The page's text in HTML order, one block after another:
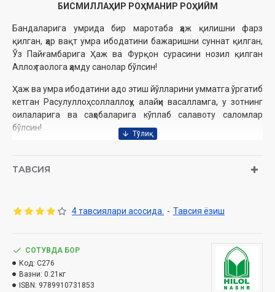
БИСМИЛЛАҲИР РОҲМАНИР РОҲИЙМ
Бандаларига умрида бир маротаба ҳаж қилишни фарз
қилган, ҳар вақт умра ибодатини бажаришни суннат қилган,
Ўз Пайғамбарига Ҳаж ва Фурқон сурасини нозил қилган
Аллоҳ таолога ҳамду санолар бўлсин!
Ҳаж ва умра ибодатини адо этиш йўлларини умматга ўргатиб
кетган Расулуллоҳ соллаллоҳу алайҳи васалламга, у зотнинг
оилаларига ва саҳобаларига кўплаб салавоту саломлар
бўлсин!
таолонинг раҳматлари бўлсин!
нашриётимиз мўмин-мусулмонларга Ислом арконларини
«Мўминнинг меърожи» (муфассал намоз китоби),
«Мўминнинг қалқони» (муфассал рўза китоби), «Мўминнинг
нажоти» (муфассал закот китоби) нашр этилиб,
ўқувчиларимиз томонидан севиб ўқиб-ўрганилмоқда.
ТАВСИЯ
4 тавсиялари асосида. - Тавсия ёзиш
СОТУВДА БОР
Код: C276
Вазни: 0.21кг
ISBN: 9789910731853